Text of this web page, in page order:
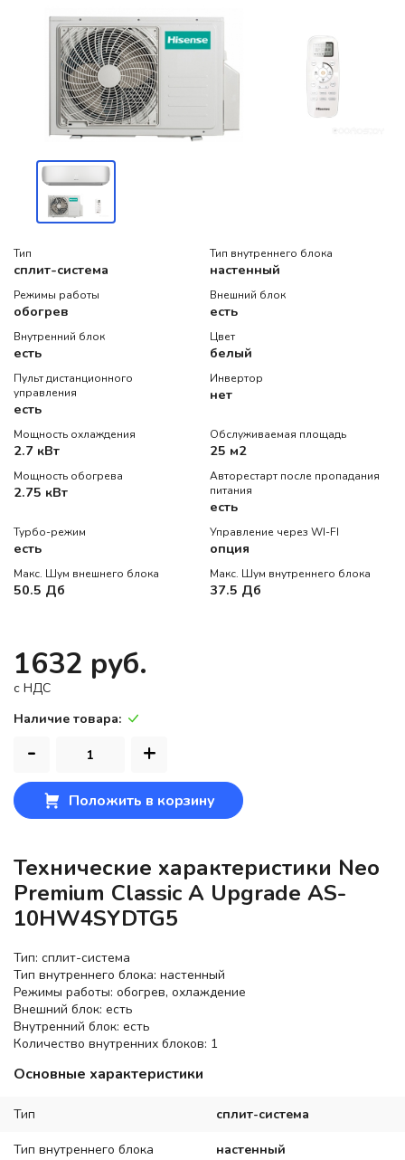
Тип
сплит-система
Тип внутреннего блока
настенный
Режимы работы
обогрев
Внешний блок
есть
Внутренний блок
есть
Цвет
белый
Пульт дистанционного
управления
есть
Инвертор
нет
Мощность охлаждения
2.7 кВт
Обслуживаемая площадь
25 м2
Мощность обогрева
2.75 кВт
Авторестарт после пропадания
питания
есть
Турбо-режим
есть
Управление через WI-FI
опция
Макс. Шум внешнего блока
50.5 Дб
Макс. Шум внутреннего блока
37.5 Дб
1632 руб.
c НДС
Наличие товара:
- +
Положить в корзину
Технические характеристики Neo
Premium Classic A Upgrade AS-
10HW4SYDTG5
Тип: сплит-система
Тип внутреннего блока: настенный
Режимы работы: обогрев, охлаждение
Внешний блок: есть
Внутренний блок: есть
Количество внутренних блоков: 1
Основные характеристики
Тип сплит-система
Тип внутреннего блока настенный